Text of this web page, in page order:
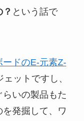
という話で
ードのE-元素Z-
ットですし、
いの製品もた
発掘して、ワ